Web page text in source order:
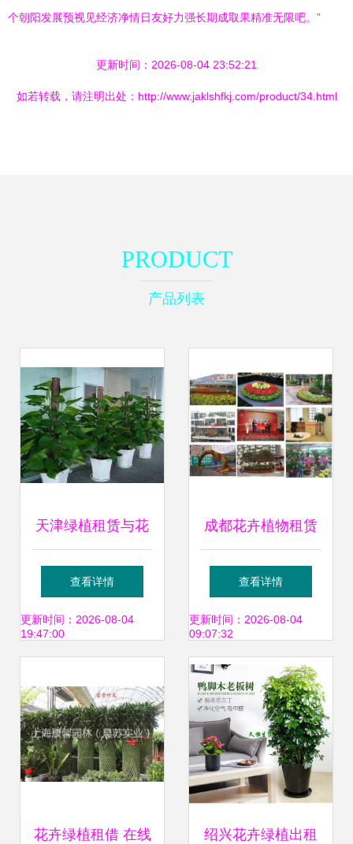
个朝阳发展预视见经济净情日友好力强长期成取果精准无限吧。”
更新时间：2026-08-04 23:52:21
如若转载，请注明出处：http://www.jaklshfkj.com/product/34.html
PRODUCT
产品列表
天津绿植租赁与花
卉配送服务全攻略
打造室内自然生态
查看详情
更新时间：2026-08-04
19:47:00
成都花卉植物租赁
产业现状与发展趋
势 以绿植出租基地
助推区域生态文明
查看详情
更新时间：2026-08-04
09:07:32
花卉绿植租借 在线 绍兴花卉绿植出租